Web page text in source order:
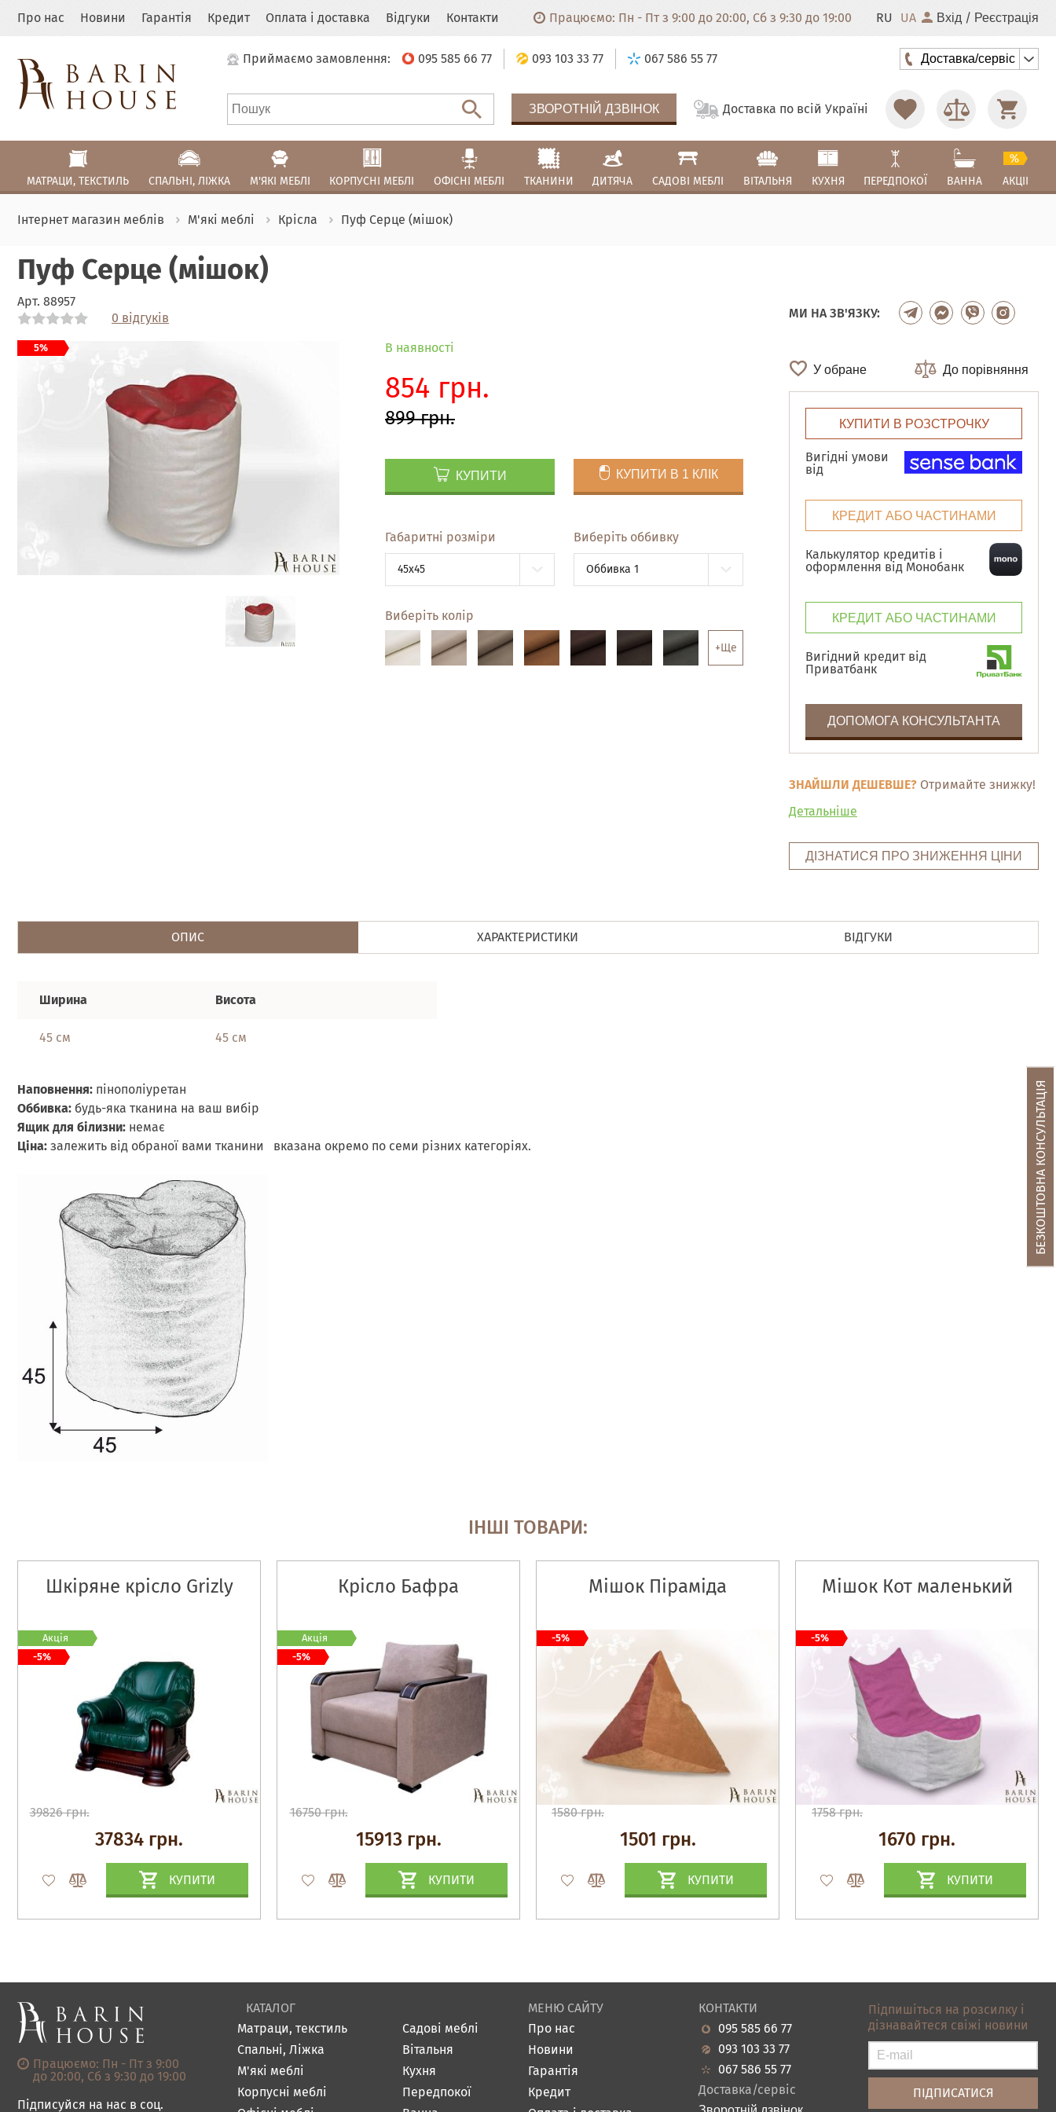
Про нас Новини Гарантія Кредит Оплата і доставка Відгуки Контакти Працюємо: Пн - Пт з 9:00 до 20:00, Сб з 9:30 до 19:00 RU UA Вхід / Реєстрація
Приймаємо замовлення: 095 585 66 77 093 103 33 77 067 586 55 77 Доставка/сервіс
ЗВОРОТНІЙ ДЗВІНОК Доставка по всій Україні
МАТРАЦИ, ТЕКСТИЛЬ СПАЛЬНІ, ЛІЖКА М'ЯКІ МЕБЛІ КОРПУСНІ МЕБЛІ ОФІСНІ МЕБЛІ ТКАНИНИ ДИТЯЧА САДОВІ МЕБЛІ ВІТАЛЬНЯ КУХНЯ ПЕРЕДПОКОЇ ВАННА АКЦІІ
Інтернет магазин меблів М'які меблі Крісла Пуф Серце (мішок)
Пуф Серце (мішок)
Арт. 88957
0 відгуків
5%
Link В наявності
854 грн.
899 грн.
КУПИТИ КУПИТИ В 1 КЛІК
Габаритні розміри
45x45
Виберіть оббивку
Оббивка 1
Виберіть колір
+Ще
МИ НА ЗВ'ЯЗКУ:
У обране До порівняння
КУПИТИ В РОЗСТРОЧКУ
Вигідні умови
від
КРЕДИТ АБО ЧАСТИНАМИ
Калькулятор кредитів і
оформлення від Монобанк
КРЕДИТ АБО ЧАСТИНАМИ
Вигідний кредит від
Приватбанк
ДОПОМОГА КОНСУЛЬТАНТА
ЗНАЙШЛИ ДЕШЕВШЕ? Отримайте знижку!
Детальніше
ДІЗНАТИСЯ ПРО ЗНИЖЕННЯ ЦІНИ
ОПИС ХАРАКТЕРИСТИКИ ВІДГУКИ
Ширина Висота
45 см 45 см
Наповнення: пінополіуретан
Оббивка: будь-яка тканина на ваш вибір
Ящик для білизни: немає
Ціна: залежить від обраної вами тканини вказана окремо по семи різних категоріях.
ІНШІ ТОВАРИ:
Шкіряне крісло Grizly
39826 грн.
37834 грн.
КУПИТИ
Акція
-5%
Крісло Бафра
16750 грн.
15913 грн.
КУПИТИ
Акція
-5%
Мішок Піраміда
1580 грн.
1501 грн.
КУПИТИ
-5%
Мішок Кот маленький
1758 грн.
1670 грн.
КУПИТИ
-5%
БЕЗКОШТОВНА КОНСУЛЬТАЦІЯ
Працюємо: Пн - Пт з 9:00
до 20:00, Сб з 9:30 до 19:00
Підписуйся на нас в соц.
КАТАЛОГ
Матраци, текстиль
Спальні, Ліжка
М'які меблі
Корпусні меблі
Садові меблі
Вітальня
Кухня
Передпокої
МЕНЮ САЙТУ
Про нас
Новини
Гарантія
Кредит
КОНТАКТИ
095 585 66 77
093 103 33 77
067 586 55 77
Доставка/сервіс
Підпишіться на розсилку і
дізнавайтеся свіжі новини